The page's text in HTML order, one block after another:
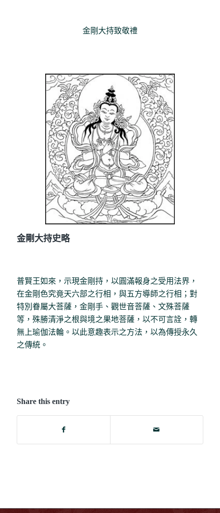
金剛大持致敬禮
金剛大持史略
普賢王如來，示現金剛持，以圓滿報身之受用法界，
在金剛色究竟天六部之行相，與五方導師之行相；對
特別眷屬大菩薩，金剛手、觀世音菩薩、文殊菩薩
等，殊勝清淨之根與境之果地菩薩，以不可言詮，轉
無上瑜伽法輪。以此意趣表示之方法，以為傳授永久
之傳統。
Share this entry